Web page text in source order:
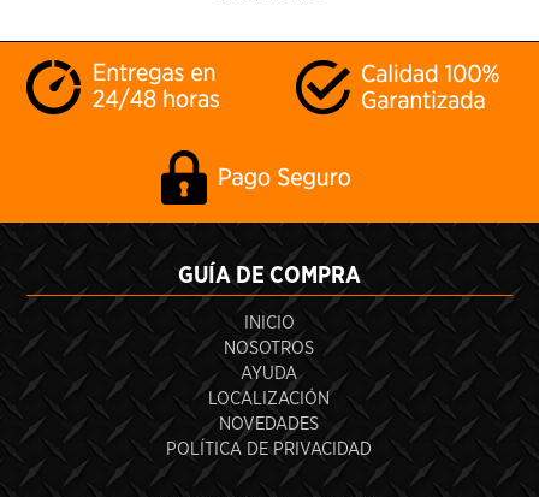
GUÍA DE COMPRA
INICIO
NOSOTROS
AYUDA
LOCALIZACIÓN
NOVEDADES
POLÍTICA DE PRIVACIDAD